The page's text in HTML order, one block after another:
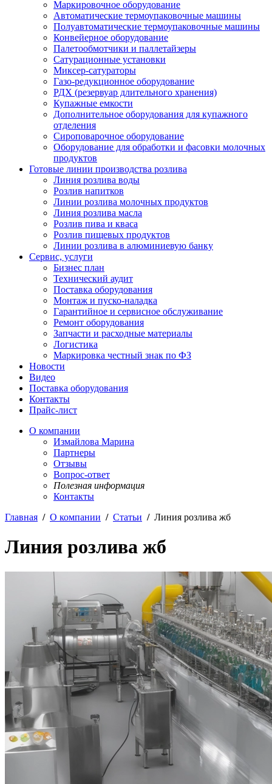
Маркировочное оборудование
Автоматические термоупаковочные машины
Полуавтоматические термоупаковочные машины
Конвейерное оборудование
Палетообмотчики и паллетайзеры
Сатурационные установки
Миксер-сатураторы
Газо-редукционное оборудование
РДХ (резервуар длительного хранения)
Купажные емкости
Дополнительное оборудования для купажного
отделения
Сироповарочное оборудование
Оборудование для обработки и фасовки молочных
продуктов
Готовые линии производства розлива
Линия розлива воды
Розлив напитков
Линии розлива молочных продуктов
Линия розлива масла
Розлив пива и кваса
Розлив пищевых продуктов
Линии розлива в алюминиевую банку
Сервис, услуги
Бизнес план
Технический аудит
Поставка оборудования
Монтаж и пуско-наладка
Гарантийное и сервисное обслуживание
Ремонт оборудования
Запчасти и расходные материалы
Логистика
Маркировка честный знак по ФЗ
Новости
Видео
Поставка оборудования
Контакты
Прайс-лист
О компании
Измайлова Марина
Партнеры
Отзывы
Вопрос-ответ
Полезная информация
Контакты
Главная / О компании / Статьи / Линия розлива жб
Линия розлива жб